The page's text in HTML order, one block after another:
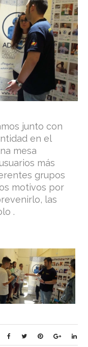
junto con
en el
mesa
más
grupos
motivos por
las
.